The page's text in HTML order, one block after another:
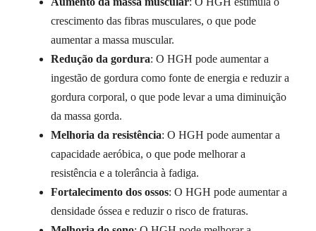
crescimento das fibras musculares, o que pode
aumentar a massa muscular.
Redução da gordura: O HGH pode aumentar a
ingestão de gordura como fonte de energia e reduzir a
gordura corporal, o que pode levar a uma diminuição
da massa gorda.
Melhoria da resistência: O HGH pode aumentar a
capacidade aeróbica, o que pode melhorar a
resistência e a tolerância à fadiga.
Fortalecimento dos ossos: O HGH pode aumentar a
densidade óssea e reduzir o risco de fraturas.